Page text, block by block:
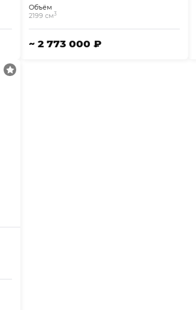
Объём
2199 см3
~ 2 773 000 ₽